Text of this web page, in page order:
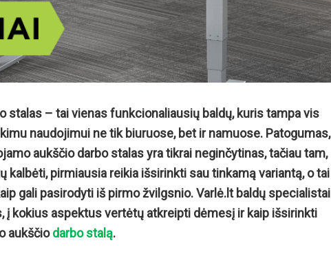
stalas – tai vienas funkcionaliausių baldų, kuris tampa vis
naudojimui ne tik biuruose, bet ir namuose. Patogumas,
aukščio darbo stalas yra tikrai neginčytinas, tačiau tam,
kalbėti, pirmiausia reikia išsirinkti sau tinkamą variantą, o tai
gali pasirodyti iš pirmo žvilgsnio. Varlė.lt baldų specialistai
į kokius aspektus vertėtų atkreipti dėmesį ir kaip išsirinkti
aukščiodarbo stalą.